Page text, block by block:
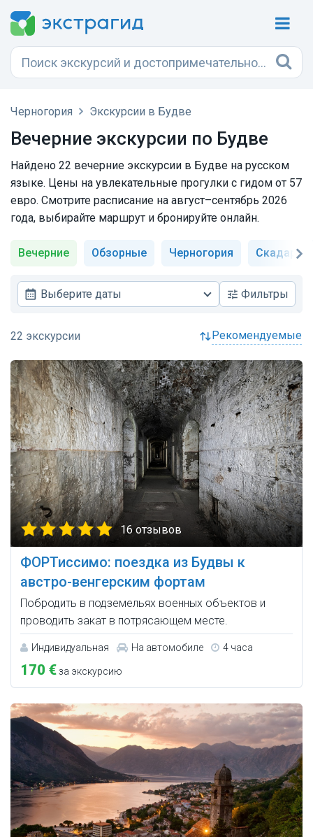
Черногория Экскурсии в Будве
Вечерние экскурсии по Будве
Найдено 22 вечерние экскурсии в Будве на русском
языке. Цены на увлекательные прогулки с гидом от 57
евро. Смотрите расписание на август–сентябрь 2026
года, выбирайте маршрут и бронируйте онлайн.
Вечерние Обзорные Черногория
Выберите даты Фильтры
рекомендуемые
16 отзывов
ФОРТиссимо: поездка из Будвы к
австро-венгерским фортам
Побродить в подземельях военных объектов и
проводить закат в потрясающем месте.
Индивидуальная На автомобиле 4 часа
170 €за экскурсию